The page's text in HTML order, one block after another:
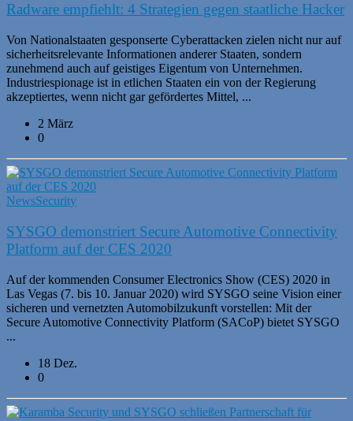
Radware empfiehlt: 4 Strategien gegen staatliche Hacker
Von Nationalstaaten gesponserte Cyberattacken zielen nicht nur auf
sicherheitsrelevante Informationen anderer Staaten, sondern
zunehmend auch auf geistiges Eigentum von Unternehmen.
Industriespionage ist in etlichen Staaten ein von der Regierung
akzeptiertes, wenn nicht gar gefördertes Mittel, ...
2 März
0
NewsSecurity
SYSGO demonstriert Secure Automotive Connectivity
Platform auf der CES 2020
Auf der kommenden Consumer Electronics Show (CES) 2020 in
Las Vegas (7. bis 10. Januar 2020) wird SYSGO seine Vision einer
sicheren und vernetzten Automobilzukunft vorstellen: Mit der
Secure Automotive Connectivity Platform (SACoP) bietet SYSGO
...
18 Dez.
0